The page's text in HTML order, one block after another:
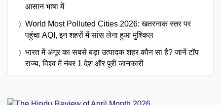
आसान भाषा में
World Most Polluted Cities 2026: खतरनाक स्तर पर
पहुंचा AQI, इन शहरों में सांस लेना हुआ मुश्किल
भारत में अंगूर का सबसे बड़ा उत्पादक शहर कौन सा है? जानें टॉप
राज्य, विश्व में नंबर 1 देश और पूरी जानकारी